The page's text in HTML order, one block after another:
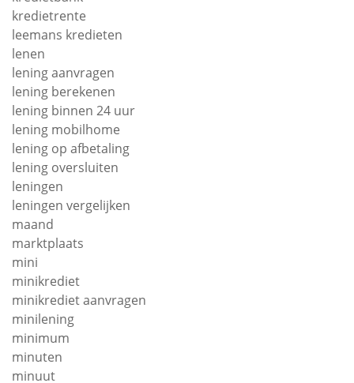
kredietrente
leemans kredieten
lenen
lening aanvragen
lening berekenen
lening binnen 24 uur
lening mobilhome
lening op afbetaling
lening oversluiten
leningen
leningen vergelijken
maand
marktplaats
mini
minikrediet
minikrediet aanvragen
minilening
minimum
minuten
minuut